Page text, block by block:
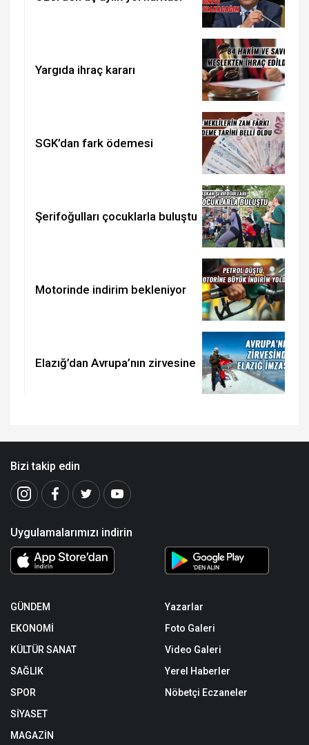
Yargıda ihraç kararı
SGK’dan fark ödemesi
Şerifoğulları çocuklarla buluştu
Motorinde indirim bekleniyor
Elazığ’dan Avrupa’nın zirvesine
Bizi takip edin
Uygulamalarımızı indirin
GÜNDEM
EKONOMİ
KÜLTÜR SANAT
SAĞLIK
SPOR
SİYASET
MAGAZİN
Yazarlar
Foto Galeri
Video Galeri
Yerel Haberler
Nöbetçi Eczaneler